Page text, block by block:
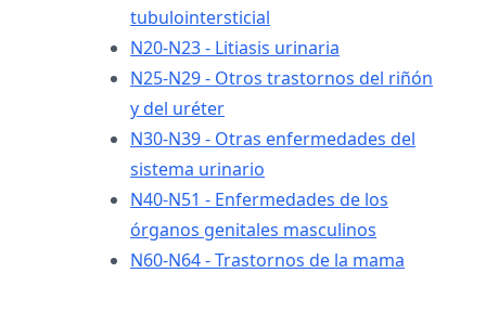
tubulointersticial
N20-N23 - Litiasis urinaria
N25-N29 - Otros trastornos del riñón
y del uréter
N30-N39 - Otras enfermedades del
sistema urinario
N40-N51 - Enfermedades de los
órganos genitales masculinos
N60-N64 - Trastornos de la mama